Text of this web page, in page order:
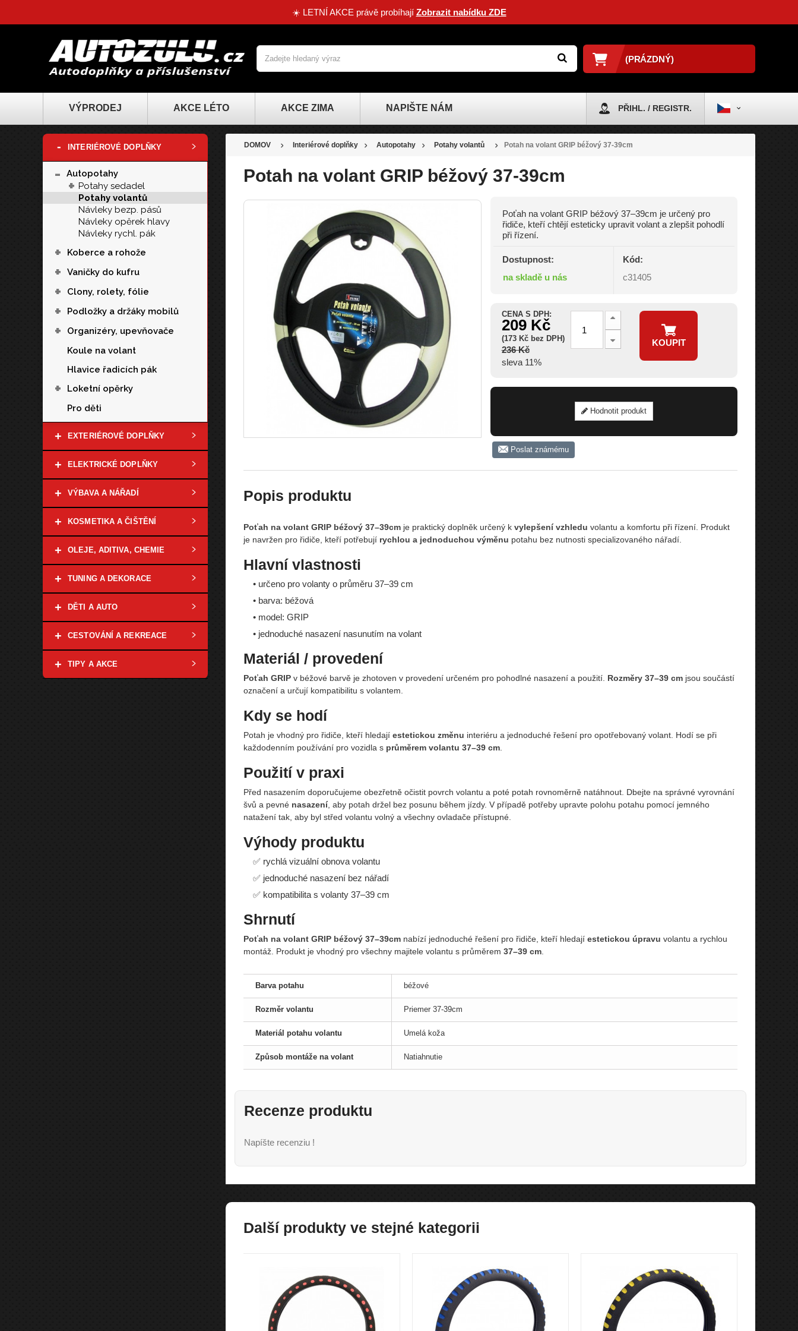
☀️ LETNÍ AKCE právě probíhají Zobrazit nabídku ZDE
(PRÁZDNÝ)
VÝPRODEJ AKCE LÉTO AKCE ZIMA NAPIŠTE NÁM PŘIHL. / REGISTR.
- INTERIÉROVÉ DOPLŇKY
- Autopotahy
+ Potahy sedadel
Potahy volantů
Návleky bezp. pásů
Návleky opěrek hlavy
Návleky rychl. pák
+ Koberce a rohože
+ Vaničky do kufru
+ Clony, rolety, fólie
+ Podložky a držáky mobilů
+
Organizéry, upevňovače
Koule na volant
Hlavice řadicích pák
+
Loketní opěrky
Pro děti
+ EXTERIÉROVÉ DOPLŇKY
+ ELEKTRICKÉ DOPLŇKY
+ VÝBAVA A NÁŘADÍ
+ KOSMETIKA A ČIŠTĚNÍ
+ OLEJE, ADITIVA, CHEMIE
+ TUNING A DEKORACE
+ DĚTI A AUTO
+ CESTOVÁNÍ A REKREACE
+ TIPY A AKCE
DOMOV Interiérové doplňky Autopotahy Potahy volantů Potah na volant GRIP béžový 37-39cm
Potah na volant GRIP béžový 37-39cm
-27 KČ
Poťah na volant GRIP béžový 37–39cm je určený pro
řidiče, kteří chtějí esteticky upravit volant a zlepšit pohodlí
při řízení.
Dostupnost:
na skladě u nás
Kód:
c31405
CENA S DPH:
209 Kč
(173 Kč bez DPH)
236 Kč
sleva 11%
KOUPIT
Hodnotit produkt
Poslat známému
Popis produktu
Poťah na volant GRIP béžový 37–39cmje praktický doplněk určený k vylepšení vzhledu volantu a komfortu při řízení. Produkt
je navržen pro řidiče, kteří potřebují rychlou a jednoduchou výměnu potahu bez nutnosti specializovaného nářadí.
Hlavní vlastnosti
• určeno pro volanty o průměru 37–39 cm
• barva: béžová
• model: GRIP
• jednoduché nasazení nasunutím na volant
Materiál / provedení
Poťah GRIPv béžové barvě je zhotoven v provedení určeném pro pohodlné nasazení a použití. Rozměry 37–39 cmjsou součástí
označení a určují kompatibilitu s volantem.
Kdy se hodí
Potah je vhodný pro řidiče, kteří hledají estetickou změnu interiéru a jednoduché řešení pro opotřebovaný volant. Hodí se při
každodenním používání pro vozidla s průměrem volantu 37–39 cm.
Použití v praxi
Před nasazením doporučujeme obezřetně očistit povrch volantu a poté potah rovnoměrně natáhnout. Dbejte na správné vyrovnání
švů a pevné nasazení, aby potah držel bez posunu během jízdy. V případě potřeby upravte polohu potahu pomocí jemného
natažení tak, aby byl střed volantu volný a všechny ovladače přístupné.
Výhody produktu
✅ rychlá vizuální obnova volantu
✅ jednoduché nasazení bez nářadí
✅ kompatibilita s volanty 37–39 cm
Shrnutí
Poťah na volant GRIP béžový 37–39cmnabízí jednoduché řešení pro řidiče, kteří hledají estetickou úpravu volantu a rychlou
montáž. Produkt je vhodný pro všechny majitele volantu s průměrem 37–39 cm.
Barva potahu béžové
Rozměr volantu Priemer 37-39cm
Materiál potahu volantu Umelá koža
Způsob montáže na volant Natiahnutie
Recenze produktu
Napíšte recenziu !
Další produkty ve stejné kategorii